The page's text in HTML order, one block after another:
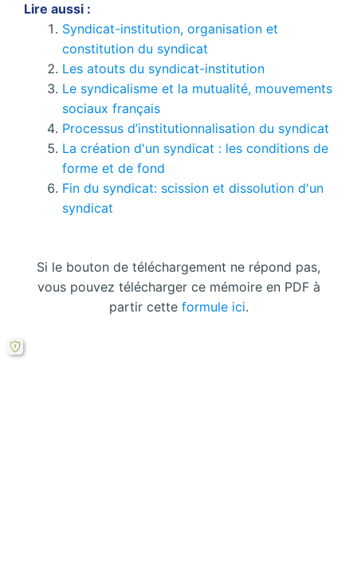
Lire aussi :
Syndicat-institution, organisation et
constitution du syndicat
Les atouts du syndicat-institution
Le syndicalisme et la mutualité, mouvements
sociaux français
Processus d’institutionnalisation du syndicat
La création d'un syndicat : les conditions de
forme et de fond
Fin du syndicat: scission et dissolution d'un
syndicat
Si le bouton de téléchargement ne répond pas,
vous pouvez télécharger ce mémoire en PDF à
partir cette formule ici.